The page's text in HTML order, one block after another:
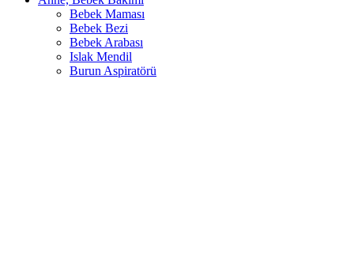
Bebek Maması
Bebek Bezi
Bebek Arabası
Islak Mendil
Burun Aspiratörü